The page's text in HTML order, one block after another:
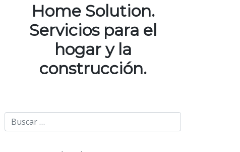
Home Solution.
Servicios para el
hogar y la
construcción.